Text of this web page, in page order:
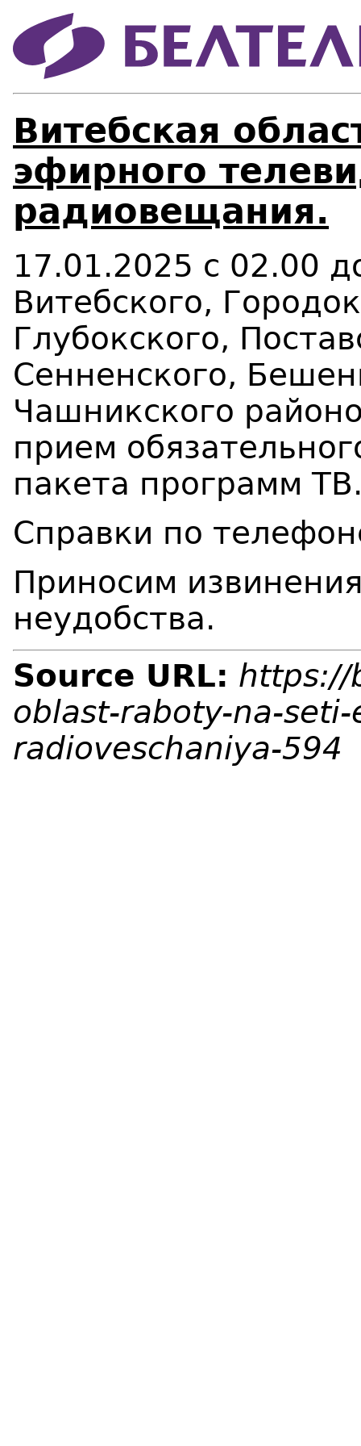
Витебская
эфирного
радиовещания.
17.01.2025 с 02.00
Витебского,
Глубокского,
Сенненского,
Чашникского
прием
пакета программ
Справки по
Приносим
неудобства.
Source URL: https://
oblast-raboty-na-
radioveschaniya-594